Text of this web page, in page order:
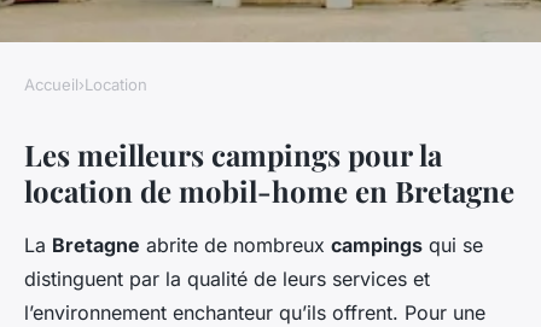
Location de mobil-home en
Bretagne : les plus beaux
campings à découvrir
Lina 11 mars 2025 5 min de lecture
Accueil›Location
Les meilleurs campings pour la
location de mobil-home en Bretagne
La Bretagne abrite de nombreux campings qui se
distinguent par la qualité de leurs services et
l’environnement enchanteur qu’ils offrent. Pour une